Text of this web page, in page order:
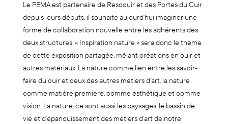
Le PEMA est partenaire de Resocuir et des Portes du Cuir
depuis leurs débuts, il souhaite aujourd’hui imaginer une
forme de collaboration nouvelle entre les adhérents des
deux structures. « Inspiration nature » sera donc le thème
de cette exposition partagée, mêlant créations en cuir et
autres matériaux. La nature comme lien entre les savoir-
faire du cuir et ceux des autres métiers d’art, la nature
comme matière première, comme esthétique et comme
vision. La nature, ce sont aussi les paysages, le bassin de
vie et d’épanouissement des métiers d’art de notre